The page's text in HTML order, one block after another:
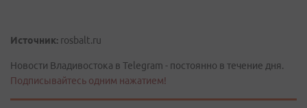
Источник: rosbalt.ru
Новости Владивостока в Telegram - постоянно в течение дня.
Подписывайтесь одним нажатием!